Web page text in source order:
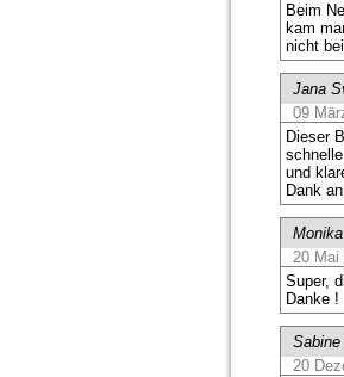
Beim
kam
nicht
Jana
09
Dieser
schnelle
und
Dank
Monika
20 Mai
Super,
Danke !
Sabine
20